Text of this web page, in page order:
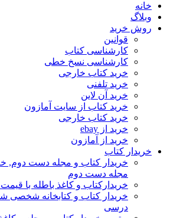
خانه
وبلاگ
روش خرید
قوانین
کارشناسی کتاب
کارشناسی نسخ خطی
خرید کتاب خارجی
خرید تلفنی
خرید آن لاین
خرید کتاب از سایت آمازون
خرید کتاب خارجی
خرید از ebay
خرید از آمازون
خریدار کتاب
خریدار کتاب و مجله دست دوم,
مجله دست دوم
خریدارکتاب و کاغذ باطله با
خریدار کتاب و کتابخانه شخصی
درسی